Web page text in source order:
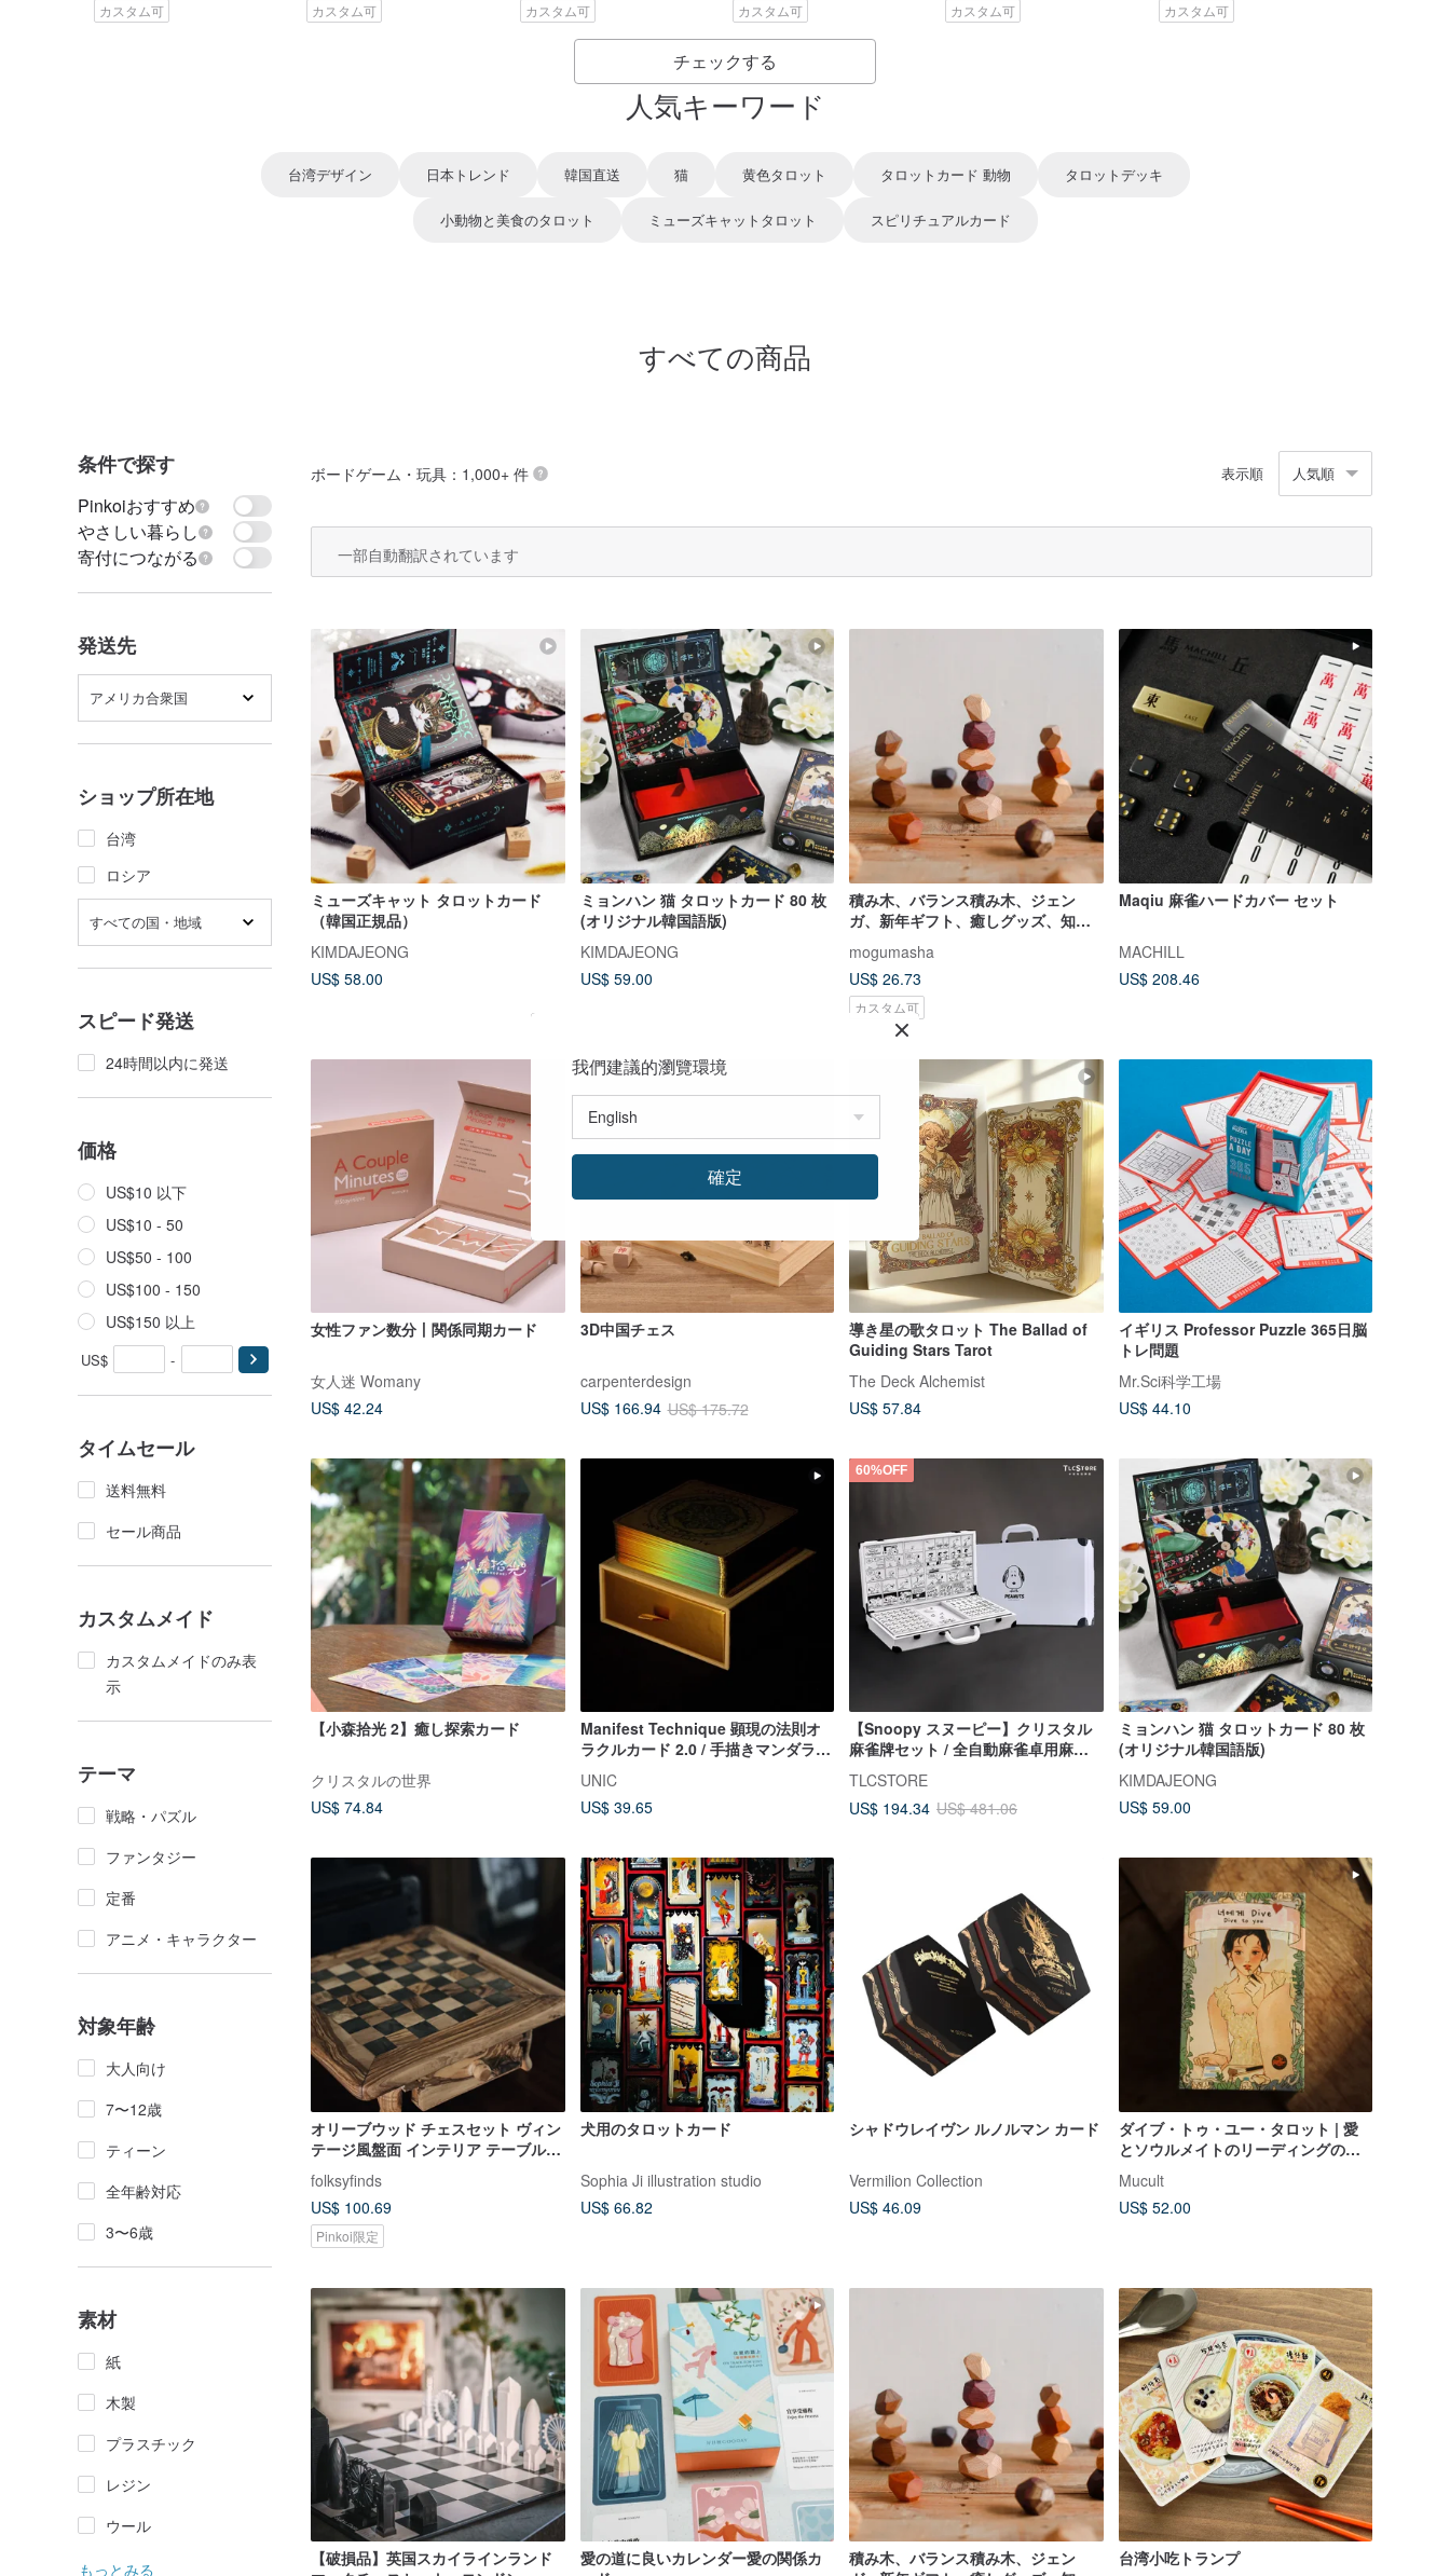
カスタム可 カスタム可 カスタム可 カスタム可 カスタム可 カスタム可
チェックする
人気キーワード
台湾デザイン 日本トレンド 韓国直送 猫 黄色タロット タロットカード 動物 タロットデッキ
小動物と美食のタロット ミューズキャットタロット スピリチュアルカード
すべての商品
条件で探す
Pinkoiおすすめ
やさしい暮らし
寄付につながる
発送先
アメリカ合衆国
ショップ所在地
台湾
ロシア
すべての国・地域
スピード発送
24時間以内に発送
価格
US$10 以下
US$10 - 50
US$50 - 100
US$100 - 150
US$150 以上
US$ -
タイムセール
送料無料
セール商品
カスタムメイド
カスタムメイドのみ表
示
テーマ
戦略・パズル
ファンタジー
定番
アニメ・キャラクター
対象年齢
大人向け
7〜12歳
ティーン
全年齢対応
3〜6歳
素材
紙
木製
プラスチック
レジン
ウール
もっとみる
ボードゲーム・玩具 ：1,000+ 件 表示順 人気順
一部自動翻訳されています
ミューズキャット タロットカード
（韓国正規品）
KIMDAJEONG
US$ 58.00
ミョンハン 猫 タロットカード 80 枚
(オリジナル韓国語版)
KIMDAJEONG
US$ 59.00
積み木、バランス積み木、ジェン
ガ、新年ギフト、癒しグッズ、知育
mogumasha
US$ 26.73
カスタム可
Maqiu 麻雀ハードカバー セット
MACHILL
US$ 208.46
女性ファン数分丨関係同期カード
女人迷 Womany
US$ 42.24
5%OFF
3D中国チェス
carpenterdesign
US$ 166.94 US$ 175.72
導き星の歌タロット The Ballad of
Guiding Stars Tarot
The Deck Alchemist
US$ 57.84
イギリス Professor Puzzle 365日脳
トレ問題
Mr.Sci科学工場
US$ 44.10
【小森拾光 2】癒し探索カード
クリスタルの世界
US$ 74.84
Manifest Technique 顕現の法則オ
ラクルカード 2.0 / 手描きマンダラ
アファメーションカード
UNIC
US$ 39.65
60%OFF
【Snoopy スヌーピー】クリスタル
麻雀牌セット / 全自動麻雀卓用麻雀
牌セット
TLCSTORE
US$ 194.34 US$ 481.06
ミョンハン 猫 タロットカード 80 枚
(オリジナル韓国語版)
KIMDAJEONG
US$ 59.00
オリーブウッド チェスセット ヴィン
テージ風盤面 インテリア テーブルゲ
folksyfinds
US$ 100.69
Pinkoi限定
犬用のタロットカード
Sophia Ji illustration studio
US$ 66.82
シャドウレイヴン ルノルマン カード
Vermilion Collection
US$ 46.09
ダイブ・トゥ・ユー・タロット | 愛
とソウルメイトのリーディングのた
Mucult
US$ 52.00
【破損品】英国スカイラインランド
愛の道に良いカレンダー愛の関係カ
積み木、バランス積み木、ジェン
台湾小吃トランプ
我們建議的瀏覽環境
確定